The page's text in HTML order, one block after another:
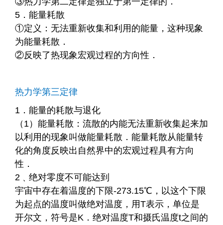
5．能量耗散
①定义：无法重新收集和利用的能量，这种现象
为能量耗散．
②反映了热现象宏观过程的方向性．
热力学第三定律
1．能量的耗散与退化
（1）能量耗散：流散的内能无法重新收集起来加
以利用的现象叫做能量耗散．能量耗散从能量转
化的角度反映出自然界中的宏观过程具有方向
性．
2﹑绝对零度不可能达到
宇宙中存在着温度的下限-273.15℃，以这个下限
为起点的温度叫做绝对温度，用T表示，单位是
开尔文，符号是K．绝对温度T和摄氏温度t之间的